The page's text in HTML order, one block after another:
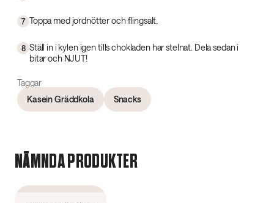
7 Toppa med jordnötter och flingsalt.
8 Ställ in i kylen igen tills chokladen har stelnat. Dela sedan i
bitar och NJUT!
Taggar
Kasein Gräddkola
Snacks
NÄMNDA PRODUKTER